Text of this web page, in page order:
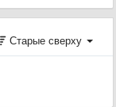
Старые сверху